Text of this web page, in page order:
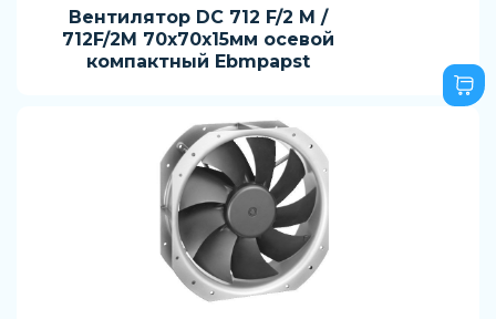
Вентилятор DC 712 F/2 M /
712F/2M 70x70x15мм осевой
компактный Ebmpapst